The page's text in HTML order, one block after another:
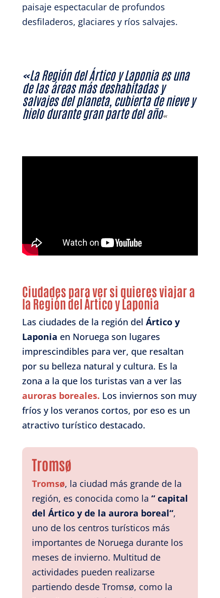
paisaje espectacular de profundos
desfiladeros, glaciares y ríos salvajes.
«La Región del Ártico y Laponia es una
de las áreas más deshabitadas y
salvajes del planeta, cubierta de nieve y
hielo durante gran parte del año«
Ciudades para ver si quieres viajar a
la Región del Ártico y Laponia
Las ciudades de la región del Ártico y
Laponia en Noruega son lugares
imprescindibles para ver, que resaltan
por su belleza natural y cultura. Es la
zona a la que los turistas van a ver las
auroras boreales. Los inviernos son muy
fríos y los veranos cortos, por eso es un
atractivo turístico destacado.
Tromsø
Tromsø, la ciudad más grande de la
región, es conocida como la “ capital
del Ártico y de la aurora boreal“,
uno de los centros turísticos más
importantes de Noruega durante los
meses de invierno. Multitud de
actividades pueden realizarse
partiendo desde Tromsø, como la